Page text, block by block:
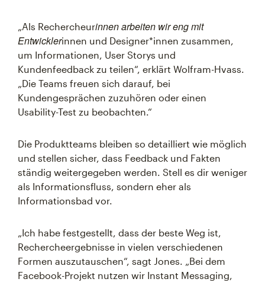
„Als Rechercheurinnen arbeiten wir eng mit
Entwicklerinnen und Designer*innen zusammen,
um Informationen, User Storys und
Kundenfeedback zu teilen“, erklärt Wolfram-Hvass.
„Die Teams freuen sich darauf, bei
Kundengesprächen zuzuhören oder einen
Usability-Test zu beobachten.“
Die Produktteams bleiben so detailliert wie möglich
und stellen sicher, dass Feedback und Fakten
ständig weitergegeben werden. Stell es dir weniger
als Informationsfluss, sondern eher als
Informationsbad vor.
„Ich habe festgestellt, dass der beste Weg ist,
Rechercheergebnisse in vielen verschiedenen
Formen auszutauschen“, sagt Jones. „Bei dem
Facebook-Projekt nutzen wir Instant Messaging,